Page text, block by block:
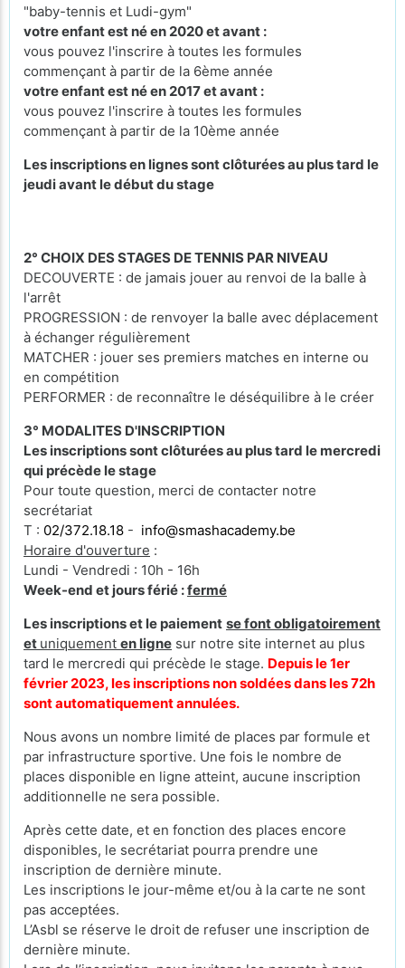
"baby-tennis et Ludi-gym"
votre enfant est né en 2020 et avant :
vous pouvez l'inscrire à toutes les formules
commençant à partir de la 6ème année
votre enfant est né en 2017 et avant :
vous pouvez l'inscrire à toutes les formules
commençant à partir de la 10ème année
Les inscriptions en lignes sont clôturées au plus tard le
jeudi avant le début du stage
2° CHOIX DES STAGES DE TENNIS PAR NIVEAU
DECOUVERTE : de jamais jouer au renvoi de la balle à
l'arrêt
PROGRESSION : de renvoyer la balle avec déplacement
à échanger régulièrement
MATCHER : jouer ses premiers matches en interne ou
en compétition
PERFORMER : de reconnaître le déséquilibre à le créer
3° MODALITES D'INSCRIPTION
Les inscriptions sont clôturées au plus tard le mercredi
qui précède le stage
Pour toute question, merci de contacter notre
secrétariat
T : 02/372.18.18 - info@smashacademy.be
Horaire d'ouverture :
Lundi - Vendredi : 10h - 16h
Week-end et jours férié :fermé
Les inscriptions et le paiement se font obligatoirement
et uniquement en ligne sur notre site internet au plus
tard le mercredi qui précède le stage. Depuis le 1er
février 2023, les inscriptions non soldées dans les 72h
sont automatiquement annulées.
Nous avons un nombre limité de places par formule et
par infrastructure sportive. Une fois le nombre de
places disponible en ligne atteint, aucune inscription
additionnelle ne sera possible.
Après cette date, et en fonction des places encore
disponibles, le secrétariat pourra prendre une
inscription de dernière minute.
Les inscriptions le jour-même et/ou à la carte ne sont
pas acceptées.
L’Asbl se réserve le droit de refuser une inscription de
dernière minute.